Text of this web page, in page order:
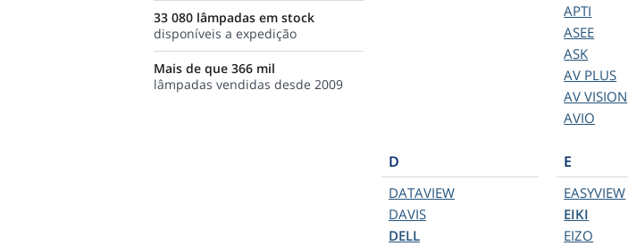
APTI
ASEE
ASK
AV PLUS
AV VISION
AVIO
D
DATAVIEW
DAVIS
DELL
E
EASYVIEW
EIKI
EIZO
33 080 lâmpadas em stock
disponíveis a expedição
Mais de que 366 mil
lâmpadas vendidas desde 2009